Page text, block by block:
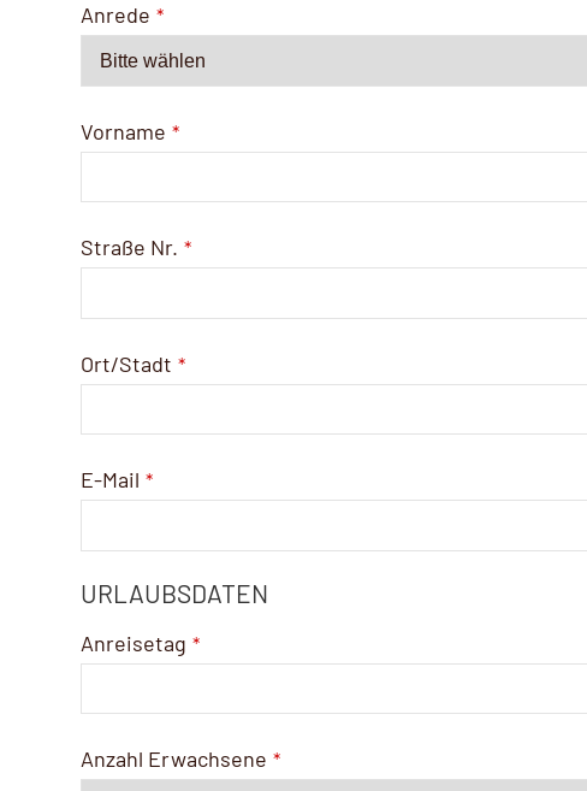
Anrede *
Vorname *
Straße Nr. *
Ort/Stadt *
E-Mail *
URLAUBSDATEN
Anreisetag *
Anzahl Erwachsene *